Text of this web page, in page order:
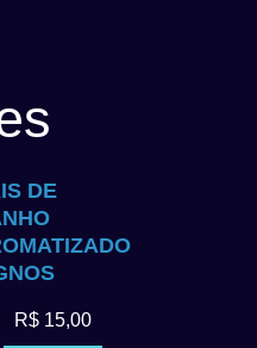
DE
R$ 15,00